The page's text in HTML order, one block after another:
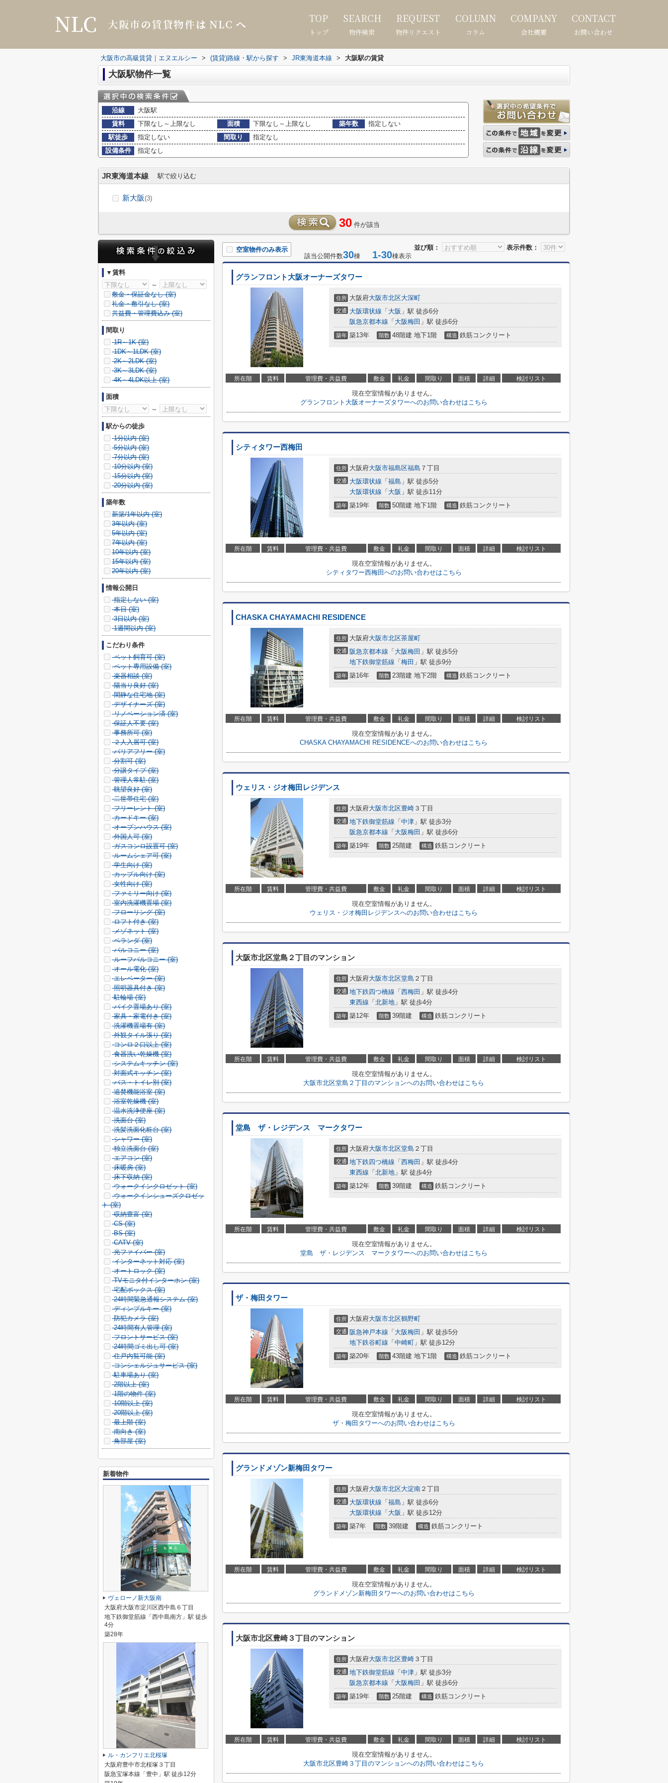
TOP
トップ
SEARCH
物件検索
REQUEST
物件リクエスト
COLUMN
コラム
COMPANY
会社概要
CONTACT
お問い合わせ
大阪市の高級賃貸｜エヌエルシー > (賃貸)路線・駅から探す > JR東海道本線 > 大阪駅の賃貸
大阪駅物件一覧
沿線
大阪駅
賃料
下限なし～上限なし 面積 下限なし～上限なし 築年数
指定しない
駅徒歩
指定しない 間取り
指定なし
設備条件
指定なし
JR東海道本線 駅で絞り込む
新大阪(3)
30 件が該当
並び順： 表示件数：
空室物件のみ表示
該当公開件数30棟 1-30棟表示
グランフロント大阪オーナーズタワー
住所 大阪府大阪市北区大深町
交通 大阪環状線 「 大阪 」駅 徒歩6分
阪急京都本線 「 大阪梅田 」駅 徒歩6分
築年 築13年 階数 48階建 地下1階 構造 鉄筋コンクリート
所在階 賃料 管理費・共益費 敷金 礼金 間取り 面積 詳細 検討リスト
現在空室情報がありません。
グランフロント大阪オーナーズタワーへのお問い合わせはこちら
シティタワー西梅田
住所 大阪府大阪市福島区福島 ７丁目
交通 大阪環状線 「 福島 」駅 徒歩5分
大阪環状線 「 大阪 」駅 徒歩11分
築年 築19年 階数 50階建 地下1階 構造 鉄筋コンクリート
所在階 賃料 管理費・共益費 敷金 礼金 間取り 面積 詳細 検討リスト
現在空室情報がありません。
シティタワー西梅田へのお問い合わせはこちら
CHASKA CHAYAMACHI RESIDENCE
住所 大阪府大阪市北区茶屋町
交通 阪急京都本線 「 大阪梅田 」駅 徒歩5分
地下鉄御堂筋線 「 梅田 」駅 徒歩9分
築年 築16年 階数 23階建 地下2階 構造 鉄筋コンクリート
所在階 賃料 管理費・共益費 敷金 礼金 間取り 面積 詳細 検討リスト
現在空室情報がありません。
CHASKA CHAYAMACHI RESIDENCEへのお問い合わせはこちら
ウェリス・ジオ梅田レジデンス
住所 大阪府大阪市北区豊崎 ３丁目
交通 地下鉄御堂筋線 「 中津 」駅 徒歩3分
阪急京都本線 「 大阪梅田 」駅 徒歩6分
築年 築19年 階数 25階建 構造 鉄筋コンクリート
所在階 賃料 管理費・共益費 敷金 礼金 間取り 面積 詳細 検討リスト
現在空室情報がありません。
ウェリス・ジオ梅田レジデンスへのお問い合わせはこちら
大阪市北区堂島２丁目のマンション
住所 大阪府大阪市北区堂島 ２丁目
交通 地下鉄四つ橋線 「 西梅田 」駅 徒歩4分
東西線 「 北新地 」駅 徒歩4分
築年 築12年 階数 39階建 構造 鉄筋コンクリート
所在階 賃料 管理費・共益費 敷金 礼金 間取り 面積 詳細 検討リスト
現在空室情報がありません。
大阪市北区堂島２丁目のマンションへのお問い合わせはこちら
堂島 ザ・レジデンス マークタワー
住所 大阪府大阪市北区堂島 ２丁目
交通 地下鉄四つ橋線 「 西梅田 」駅 徒歩4分
東西線 「 北新地 」駅 徒歩4分
築年 築12年 階数 39階建 構造 鉄筋コンクリート
所在階 賃料 管理費・共益費 敷金 礼金 間取り 面積 詳細 検討リスト
現在空室情報がありません。
堂島 ザ・レジデンス マークタワーへのお問い合わせはこちら
ザ・梅田タワー
住所 大阪府大阪市北区鶴野町
交通 阪急神戸本線 「 大阪梅田 」駅 徒歩5分
地下鉄谷町線 「 中崎町 」駅 徒歩12分
築年 築20年 階数 43階建 地下1階 構造 鉄筋コンクリート
所在階 賃料 管理費・共益費 敷金 礼金 間取り 面積 詳細 検討リスト
現在空室情報がありません。
ザ・梅田タワーへのお問い合わせはこちら
グランドメゾン新梅田タワー
住所 大阪府大阪市北区大淀南 ２丁目
交通 大阪環状線 「 福島 」駅 徒歩6分
大阪環状線 「 大阪 」駅 徒歩12分
築年 築7年 階数 39階建 構造 鉄筋コンクリート
所在階 賃料 管理費・共益費 敷金 礼金 間取り 面積 詳細 検討リスト
現在空室情報がありません。
グランドメゾン新梅田タワーへのお問い合わせはこちら
大阪市北区豊崎３丁目のマンション
住所 大阪府大阪市北区豊崎 ３丁目
交通 地下鉄御堂筋線 「 中津 」駅 徒歩3分
阪急京都本線 「 大阪梅田 」駅 徒歩6分
築年 築19年 階数 25階建 構造 鉄筋コンクリート
所在階 賃料 管理費・共益費 敷金 礼金 間取り 面積 詳細 検討リスト
現在空室情報がありません。
大阪市北区豊崎３丁目のマンションへのお問い合わせはこちら
▼賃料
～
敷金・保証金なし (室)
礼金・敷引なし (室)
共益費・管理費込み (室)
間取り
1R～1K (室)
1DK～1LDK (室)
2K～2LDK (室)
3K～3LDK (室)
4K～4LDK以上 (室)
面積
～
駅からの徒歩
1分以内 (室)
5分以内 (室)
7分以内 (室)
10分以内 (室)
15分以内 (室)
20分以内 (室)
築年数
新築/1年以内 (室)
3年以内 (室)
5年以内 (室)
7年以内 (室)
10年以内 (室)
15年以内 (室)
20年以内 (室)
情報公開日
指定しない (室)
本日 (室)
3日以内 (室)
1週間以内 (室)
こだわり条件
ペット飼育可 (室)
ペット専用設備 (室)
楽器相談 (室)
陽当り良好 (室)
閑静な住宅地 (室)
デザイナーズ (室)
リノベーション済 (室)
保証人不要 (室)
事務所可 (室)
２人入居可 (室)
バリアフリー (室)
分割可 (室)
分譲タイプ (室)
管理人常駐 (室)
眺望良好 (室)
二世帯住宅 (室)
フリーレント (室)
カードキー (室)
オープンハウス (室)
外国人可 (室)
ガスコンロ設置可 (室)
ルームシェア可 (室)
学生向け (室)
カップル向け (室)
女性向け (室)
ファミリー向け (室)
室内洗濯機置場 (室)
フローリング (室)
ロフト付き (室)
メゾネット (室)
ベランダ (室)
バルコニー (室)
ルーフバルコニー (室)
オール電化 (室)
エレベーター (室)
照明器具付き (室)
駐輪場 (室)
バイク置場あり (室)
家具・家電付き (室)
洗濯機置場有 (室)
外観タイル張り (室)
コンロ２口以上 (室)
食器洗い乾燥機 (室)
システムキッチン (室)
対面式キッチン (室)
バス・トイレ別 (室)
追焚機能浴室 (室)
浴室乾燥機 (室)
温水洗浄便座 (室)
洗面台 (室)
洗髪洗面化粧台 (室)
シャワー (室)
独立洗面台 (室)
エアコン (室)
床暖房 (室)
床下収納 (室)
ウォークインクロゼット (室)
ウォークインシューズクロゼッ
ト (室)
収納豊富 (室)
CS (室)
BS (室)
CATV (室)
光ファイバー (室)
インターネット対応 (室)
オートロック (室)
TVモニタ付インターホン (室)
宅配ボックス (室)
24時間緊急通報システム (室)
ディンプルキー (室)
防犯カメラ (室)
24時間有人管理 (室)
フロントサービス (室)
24時間ゴミ出し可 (室)
住戸内覧可能 (室)
コンシェルジュサービス (室)
駐車場あり (室)
2階以上 (室)
1階の物件 (室)
10階以上 (室)
20階以上 (室)
最上階 (室)
南向き (室)
角部屋 (室)
新着物件
ヴェローノ新大阪南
大阪府大阪市淀川区西中島６丁目
地下鉄御堂筋線「西中島南方」駅 徒歩
4分
築28年
ル・カンフリエ北桜塚
大阪府豊中市北桜塚３丁目
阪急宝塚本線「豊中」駅 徒歩12分